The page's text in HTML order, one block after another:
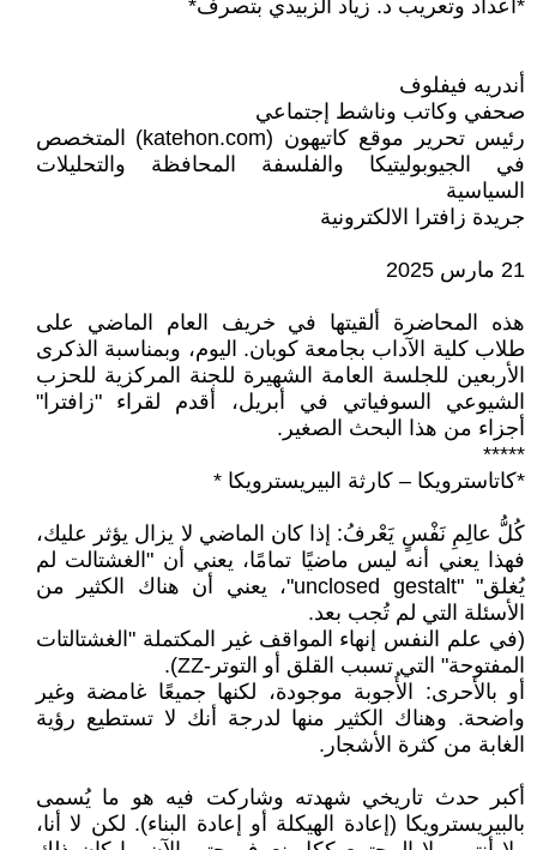
*اعداد وتعريب د. زياد الزبيدي بتصرف*
أندريه فيفلوف
صحفي وكاتب وناشط إجتماعي
رئيس تحرير موقع كاتيهون (katehon.com) المتخصص
في الجيوبوليتيكا والفلسفة المحافظة والتحليلات
السياسية
جريدة زافترا الالكترونية
21 مارس 2025
هذه المحاضرة ألقيتها في خريف العام الماضي على
طلاب كلية الآداب بجامعة كوبان. اليوم، وبمناسبة الذكرى
الأربعين للجلسة العامة الشهيرة للجنة المركزية للحزب
الشيوعي السوفياتي في أبريل، أقدم لقراء "زافترا"
أجزاء من هذا البحث الصغير.
*****
*كاتاسترويكا – كارثة البيريسترويكا *
كُلُّ عالِمِ نَفْسٍ يَعْرفُ: إذا كان الماضي لا يزال يؤثر عليك،
فهذا يعني أنه ليس ماضيًا تمامًا، يعني أن "الغشتالت لم
يُغلق" "unclosed gestalt"، يعني أن هناك الكثير من
الأسئلة التي لم تُجب بعد.
(في علم النفس إنهاء المواقف غير المكتملة "الغشتالتات
المفتوحة" التي تسبب القلق أو التوتر-ZZ).
أو بالأحرى: الأُجوبة موجودة، لكنها جميعًا غامضة وغير
واضحة. وهناك الكثير منها لدرجة أنك لا تستطيع رؤية
الغابة من كثرة الأشجار.
أكبر حدث تاريخي شهدته وشاركت فيه هو ما يُسمى
بالبيريسترويكا (إعادة الهيكلة أو إعادة البناء). لكن لا أنا،